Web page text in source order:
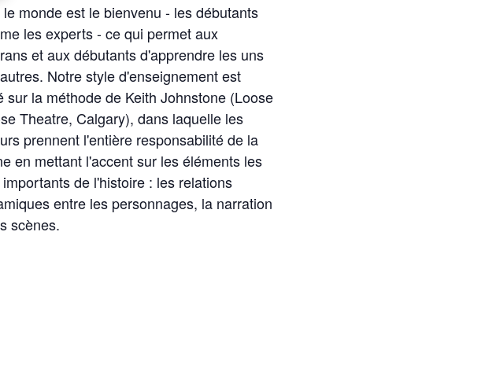
le monde est le bienvenu - les débutants
les experts - ce qui permet aux
et aux débutants d'apprendre les uns
Notre style d'enseignement est
sur la méthode de Keith Johnstone (Loose
Theatre, Calgary), dans laquelle les
prennent l'entière responsabilité de la
en mettant l'accent sur les éléments les
de l'histoire : les relations
entre les personnages, la narration
scènes.